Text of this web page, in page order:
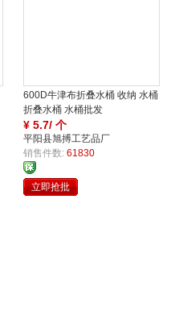
家
600D牛津布折叠水桶 收纳 水桶
折叠水桶 水桶批发
¥ 5.7/ 个
平阳县旭搏工艺品厂
销售件数: 61830
立即抢批